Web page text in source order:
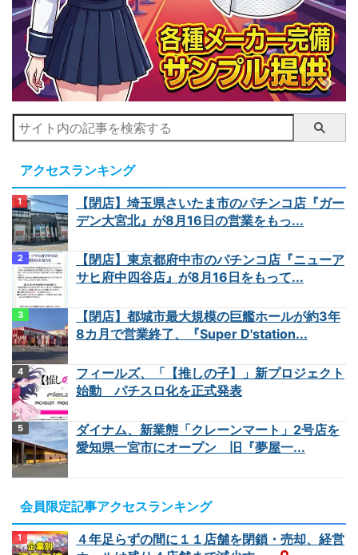
アクセスランキング
【閉店】埼玉県さいたま市のパチンコ店『ガー
デン大宮北』が8月16日の営業をもっ...
【閉店】東京都府中市のパチンコ店『ニューア
サヒ府中四谷店』が8月16日をもって...
【閉店】都城市最大規模の巨艦ホールが約3年
8カ月で営業終了、『Super D'station...
フィールズ、「【推しの子】」新プロジェクト
始動 パチスロ化を正式発表
ダイナム、新業態「クレーンマート」2号店を
愛知県一宮市にオープン 旧『夢屋一...
会員限定記事アクセスランキング
４年足らずの間に１１店舗を閉鎖・売却、経営